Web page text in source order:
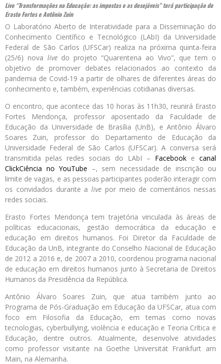
Live “Transformações na Educação: as impostas e as desejáveis” terá participação de
Erasto Fortes e Antônio Zuin
O Laboratório Aberto de Interatividade para a Disseminação do
Conhecimento Científico e Tecnológico (LAbI) da Universidade
Federal de São Carlos (UFSCar) realiza na próxima quinta-feira
(25/6) nova livedo projeto “Quarentena ao Vivo”, que tem o
objetivo de promover debates relacionados ao contexto da
pandemia de Covid-19 a partir de olhares de diferentes áreas do
conhecimento e, também, experiências cotidianas diversas.
O encontro, que acontece das 10 horas às 11h30, reunirá Erasto
Fortes Mendonça, professor aposentado da Faculdade de
Educação da Universidade de Brasília (UnB), e Antônio Álvaro
Soares Zuin, professor do Departamento de Educação da
Universidade Federal de São Carlos (UFSCar). A conversa será
transmitida pelas redes sociais do LAbI – Facebook e canal
ClickCiência no YouTube –, sem necessidade de inscrição ou
limite de vagas, e as pessoas participantes poderão interagir com
os convidados durante alive por meio de comentários nessas
redes sociais.
Erasto Fortes Mendonça tem trajetória vinculada às áreas de
políticas educacionais, gestão democrática da educação e
educação em direitos humanos. Foi Diretor da Faculdade de
Educação da UnB, integrante do Conselho Nacional de Educação
de 2012 a 2016 e, de 2007 a 2010, coordenou programa nacional
de educação em direitos humanos junto à Secretaria de Direitos
Humanos da Presidência da República.
Antônio Álvaro Soares Zuin, que atua também junto ao
Programa de Pós-Graduação em Educação da UFSCar, atua com
foco em Filosofia da Educação, em temas como novas
tecnologias, cyberbullying, violência e educação e Teoria Crítica e
Educação, dentre outros. Atualmente, desenvolve atividades
como professor visitante na Goethe Universität Frankfurt am
Main, na Alemanha.